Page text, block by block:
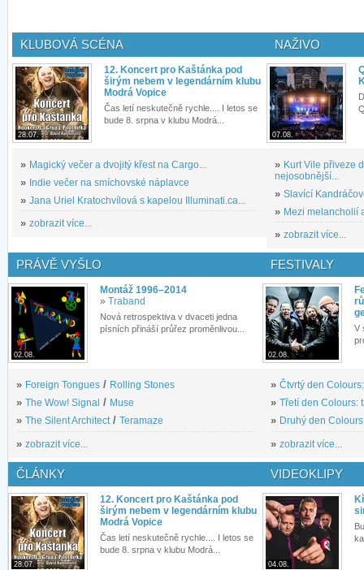
KLUBOVÁ SCÉNA
28.07.
12. Koncert pro Kaštánka pod
širým nebem v legendárním klubu
Modrá Vopice
Čas letí neskutečně rychle.... I letos se
bude 8. srpna v klubu Modrá...
» Magický večer a dvojitý křest na Cargo...
» Indie večer na smíchovské náplavce
» Jana Uriel Kratochvílová s kapelou Illuminati.ca...
» zobrazit více...
NAŽIVO
07.08.
» Kurt Vile přiveze
nejosobnější...
» Slavící
» Mezi melancholií
» zobrazit více...
PRÁVĚ VYŠLO
02.08.
Montáž 1996–2014
» Traband
Nová retrospektiva v dvaceti jedna
písních přináší průřez proměnlivou...
» Foreign Tongues / Rolling Stones
» The Wow! Signal / Muse
» The Silent Architect/ Teramaze
» zobrazit více...
FESTIVALY
02.08.
V
» Čtvrtý den
» Třetí den Colours:
» Druhý den
» zobrazit více...
ČLÁNKY
28.07.
12. Koncert pro Kaštánka pod
širým nebem v legendárním klubu
Modrá Vopice
Čas letí neskutečně rychle.... I letos se
bude 8. srpna v klubu Modrá...
VIDEOKLIPY
04.08.